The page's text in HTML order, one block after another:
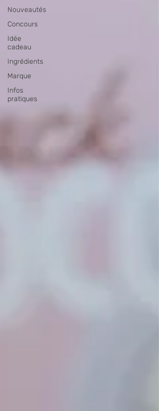
Nouveautés
Concours
Idée
cadeau
Ingrédients
Marque
Infos
pratiques